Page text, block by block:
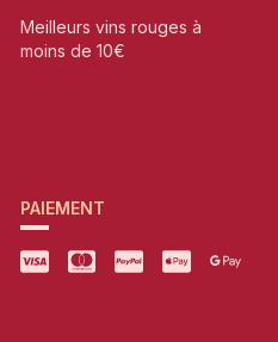
Meilleurs vins rouges à
moins de 10€
PAIEMENT